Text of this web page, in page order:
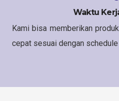
Waktu
Kami bisa memberikan
cepat sesuai dengan schedule